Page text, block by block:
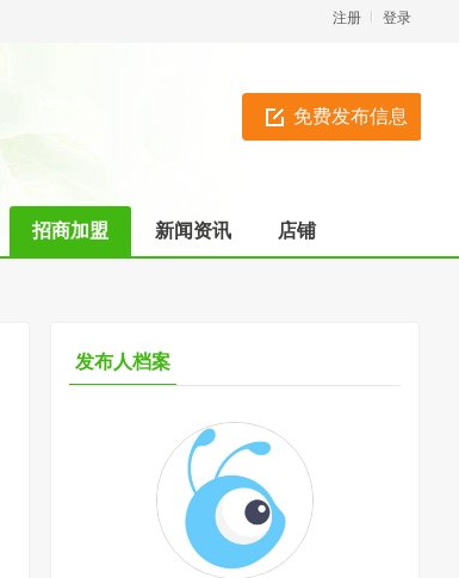
登录
注册
免费发布信息
招商加盟 新闻资讯 店铺
发布人档案